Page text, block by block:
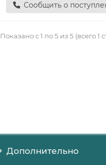
Сообщить о
Показано с 1 по 5 из 5 (всего 1
Дополнительно